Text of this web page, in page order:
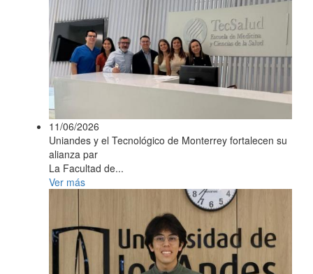
11/06/2026
Uniandes y el Tecnológico de Monterrey fortalecen su
alianza par
La Facultad de...
Ver más